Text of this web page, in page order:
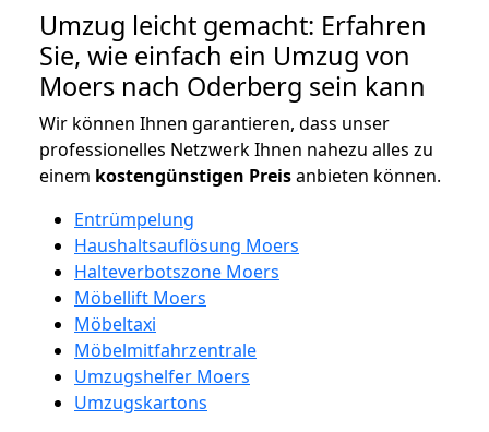
Umzug leicht gemacht: Erfahren
Sie, wie einfach ein Umzug von
Moers nach Oderberg sein kann
Wir können Ihnen garantieren, dass unser
professionelles Netzwerk Ihnen nahezu alles zu
einem kostengünstigen Preisanbieten können.
Entrümpelung
Haushaltsauflösung Moers
Halteverbotszone Moers
Möbellift Moers
Möbeltaxi
Möbelmitfahrzentrale
Umzugshelfer Moers
Umzugskartons